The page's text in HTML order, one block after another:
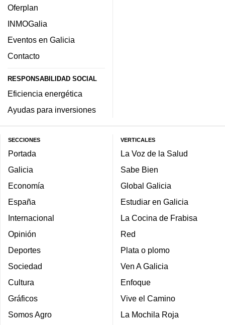
Oferplan
INMOGalia
Eventos en Galicia
Contacto
RESPONSABILIDAD SOCIAL
Eficiencia energética
Ayudas para inversiones
SECCIONES
Portada
Galicia
Economía
España
Internacional
Opinión
Deportes
Sociedad
Cultura
Gráficos
Somos Agro
VERTICALES
La Voz de la Salud
Sabe Bien
Global Galicia
Estudiar en Galicia
La Cocina de Frabisa
Red
Plata o plomo
Ven A Galicia
Enfoque
Vive el Camino
La Mochila Roja